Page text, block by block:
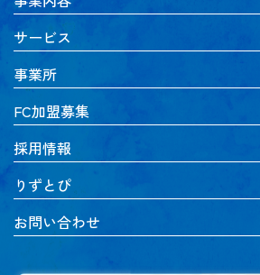
サービス
事業所
FC加盟募集
採用情報
りずとぴ
お問い合わせ